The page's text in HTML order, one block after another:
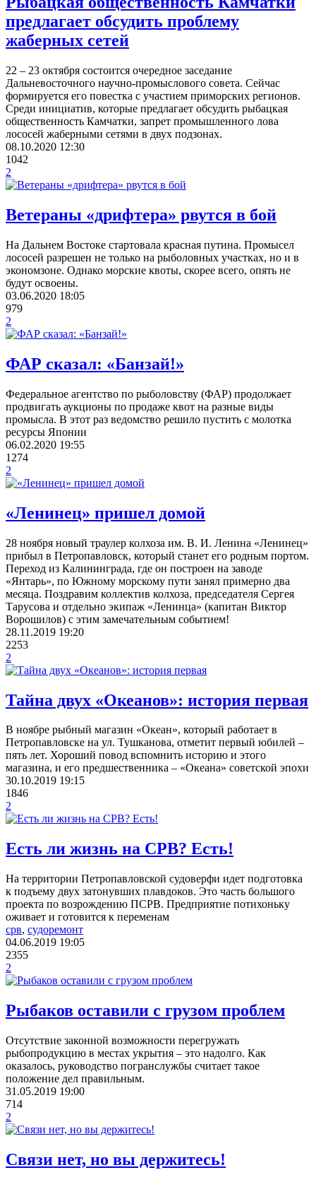
предлагает обсудить проблему
жаберных сетей
22 – 23 октября состоится очередное заседание
Дальневосточного научно-промыслового совета. Сейчас
формируется его повестка с участием приморских регионов.
Среди инициатив, которые предлагает обсудить рыбацкая
общественность Камчатки, запрет промышленного лова
лососей жаберными сетями в двух подзонах.
08.10.2020 12:30
1042
2
Ветераны «дрифтера» рвутся в бой
На Дальнем Востоке стартовала красная путина. Промысел
лососей разрешен не только на рыболовных участках, но и в
экономзоне. Однако морские квоты, скорее всего, опять не
будут освоены.
03.06.2020 18:05
979
2
ФАР сказал: «Банзай!»
Федеральное агентство по рыболовству (ФАР) продолжает
продвигать аукционы по продаже квот на разные виды
промысла. В этот раз ведомство решило пустить с молотка
ресурсы Японии
06.02.2020 19:55
1274
2
«Ленинец» пришел домой
28 ноября новый траулер колхоза им. В. И. Ленина «Ленинец»
прибыл в Петропавловск, который станет его родным портом.
Переход из Калининграда, где он построен на заводе
«Янтарь», по Южному морскому пути занял примерно два
месяца. Поздравим коллектив колхоза, председателя Сергея
Тарусова и отдельно экипаж «Ленинца» (капитан Виктор
Ворошилов) с этим замечательным событием!
28.11.2019 19:20
2253
2
Тайна двух «Океанов»: история первая
В ноябре рыбный магазин «Океан», который работает в
Петропавловске на ул. Тушканова, отметит первый юбилей –
пять лет. Хороший повод вспомнить историю и этого
магазина, и его предшественника – «Океана» советской эпохи
30.10.2019 19:15
1846
2
Есть ли жизнь на СРВ? Есть!
На территории Петропавловской судоверфи идет подготовка
к подъему двух затонувших плавдоков. Это часть большого
проекта по возрождению ПСРВ. Предприятие потихоньку
оживает и готовится к переменам
срв, судоремонт
04.06.2019 19:05
2355
2
Рыбаков оставили с грузом проблем
Отсутствие законной возможности перегружать
рыбопродукцию в местах укрытия – это надолго. Как
оказалось, руководство погранслужбы считает такое
положение дел правильным.
31.05.2019 19:00
714
2
Связи нет, но вы держитесь!